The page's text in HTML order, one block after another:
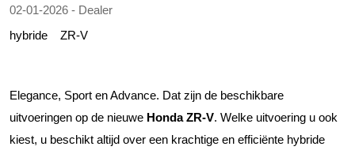
02-01-2026 - Dealer
hybride
ZR-V
Elegance, Sport en Advance. Dat zijn de beschikbare
uitvoeringen op de nieuwe Honda ZR-V. Welke uitvoering u ook
kiest, u beschikt altijd over een krachtige en efficiënte hybride